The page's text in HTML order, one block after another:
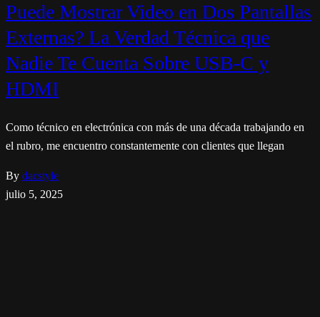
Puede Mostrar Video en Dos Pantallas
Externas? La Verdad Técnica que
Nadie Te Cuenta Sobre USB-C y
HDMI
Como técnico en electrónica con más de una década trabajando en
el rubro, me encuentro constantemente con clientes que llegan
By dacstyle
julio 5, 2025